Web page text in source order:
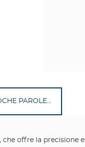
PAROLE...
offre la precisione